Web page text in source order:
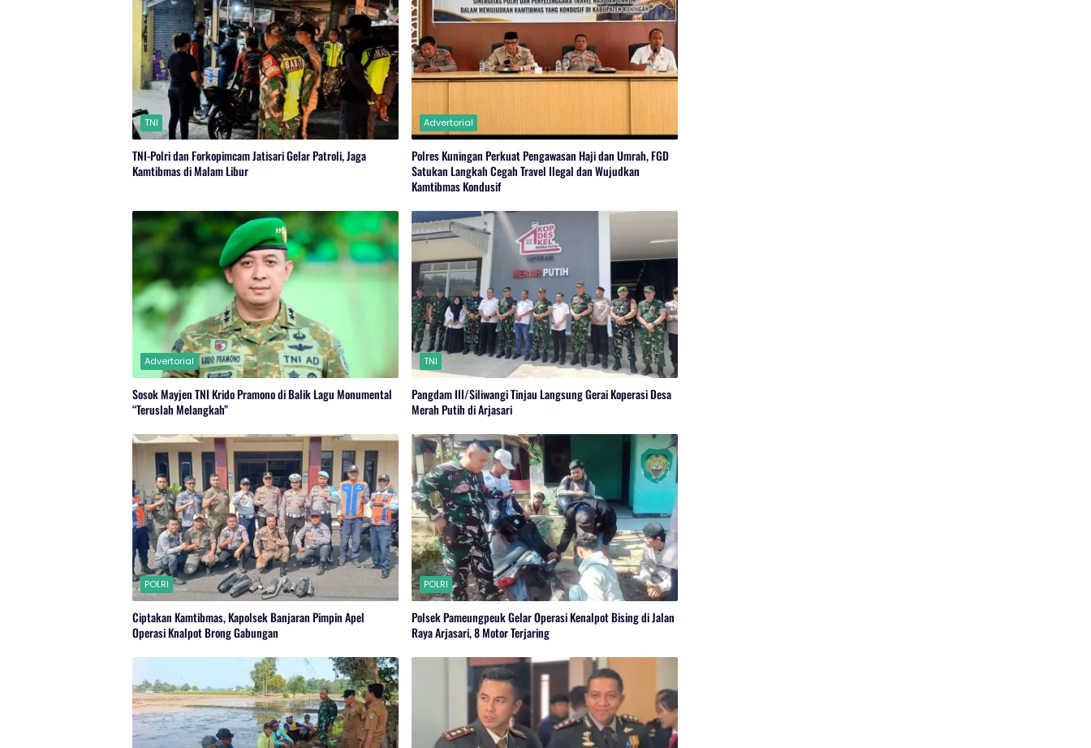
TNI
TNI-Polri dan Forkopimcam Jatisari Gelar Patroli, Jaga
Kamtibmas di Malam Libur
Advertorial
Polres Kuningan Perkuat Pengawasan Haji dan Umrah, FGD
Satukan Langkah Cegah Travel Ilegal dan Wujudkan
Kamtibmas Kondusif
Advertorial
Sosok Mayjen TNI Krido Pramono di Balik Lagu Monumental
“Teruslah Melangkah”
TNI
Pangdam III/Siliwangi Tinjau Langsung Gerai Koperasi Desa
Merah Putih di Arjasari
POLRI
Ciptakan Kamtibmas, Kapolsek Banjaran Pimpin Apel
Operasi Knalpot Brong Gabungan
POLRI
Polsek Pameungpeuk Gelar Operasi Kenalpot Bising di Jalan
Raya Arjasari, 8 Motor Terjaring